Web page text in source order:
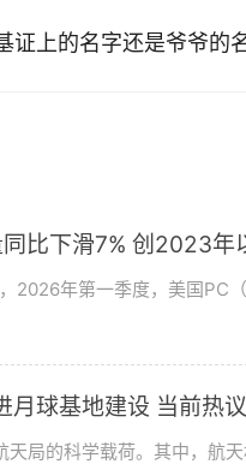
证上的名字还是爷爷的
比下滑7% 创2023年
2026年第一季度，美国PC
月球基地建设 当前热议
局的科学载荷。其中，航